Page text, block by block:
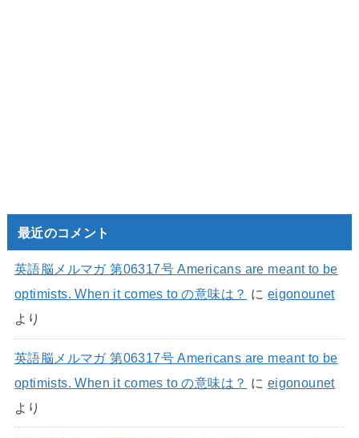
最近のコメント
英語脳メルマガ 第06317号 Americans are meant to be
optimists. When it comes to の意味は？ に eigonounet
より
英語脳メルマガ 第06317号 Americans are meant to be
optimists. When it comes to の意味は？ に eigonounet
より